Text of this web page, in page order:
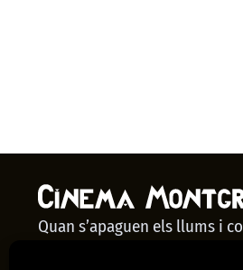
Quan s’apaguen els llums i